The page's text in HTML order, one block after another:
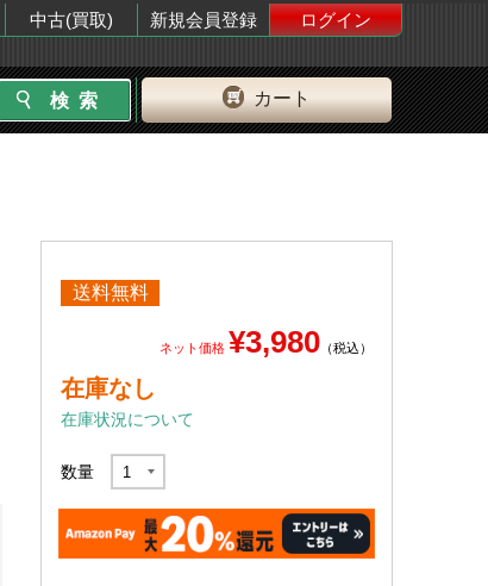
中古(買取) 新規会員登録
ログイン
カート
送料無料
ネット価格 ¥3,980 （税込）
在庫なし
在庫状況について
数量